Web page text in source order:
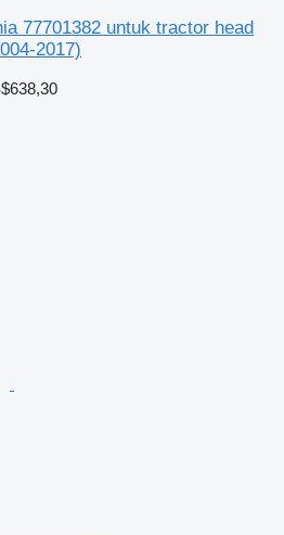
77701382 untuk tractor head
2017)